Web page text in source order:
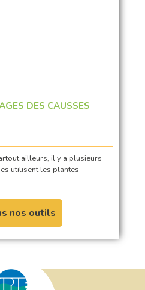
DES CAUSSES
ailleurs, il y a plusieurs
utilisent les plantes
nos outils